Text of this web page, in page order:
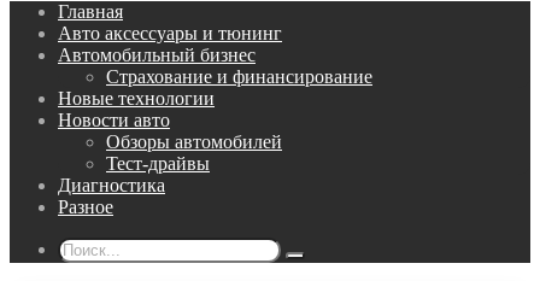
Главная
Авто аксессуары и тюнинг
Автомобильный бизнес
Страхование и финансирование
Новые технологии
Новости авто
Обзоры автомобилей
Тест-драйвы
Диагностика
Разное
Поиск...